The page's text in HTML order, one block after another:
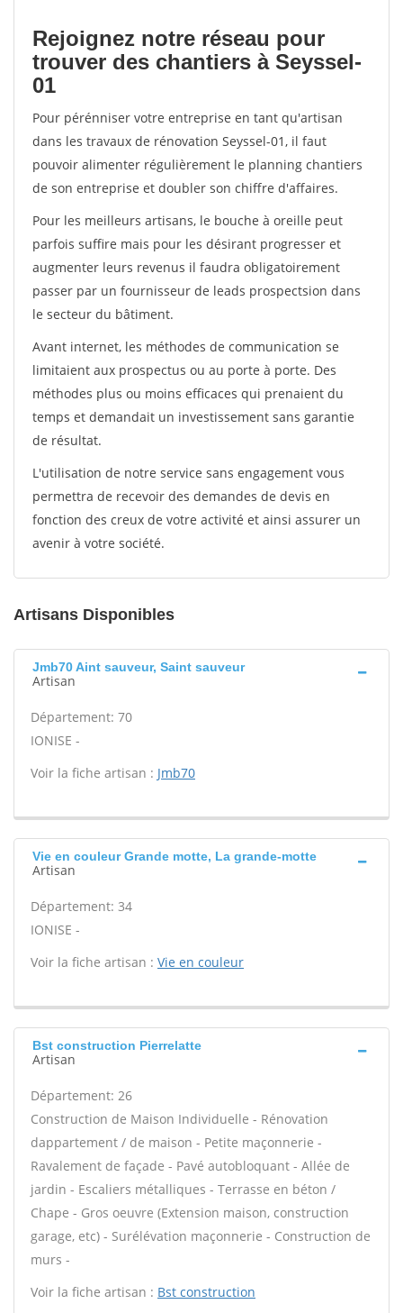
Rejoignez notre réseau pour
trouver des chantiers à Seyssel-
01
Pour pérénniser votre entreprise en tant qu'artisan
dans les travaux de rénovation Seyssel-01, il faut
pouvoir alimenter régulièrement le planning chantiers
de son entreprise et doubler son chiffre d'affaires.
Pour les meilleurs artisans, le bouche à oreille peut
parfois suffire mais pour les désirant progresser et
augmenter leurs revenus il faudra obligatoirement
passer par un fournisseur de leads prospectsion dans
le secteur du bâtiment.
Avant internet, les méthodes de communication se
limitaient aux prospectus ou au porte à porte. Des
méthodes plus ou moins efficaces qui prenaient du
temps et demandait un investissement sans garantie
de résultat.
L'utilisation de notre service sans engagement vous
permettra de recevoir des demandes de devis en
fonction des creux de votre activité et ainsi assurer un
avenir à votre société.
Artisans Disponibles
Jmb70 Aint sauveur, Saint sauveur
Artisan
Département: 70
IONISE -
Voir la fiche artisan : Jmb70
Vie en couleur Grande motte, La grande-motte
Artisan
Département: 34
IONISE -
Voir la fiche artisan : Vie en couleur
Bst construction Pierrelatte
Artisan
Département: 26
Construction de Maison Individuelle - Rénovation
dappartement / de maison - Petite maçonnerie -
Ravalement de façade - Pavé autobloquant - Allée de
jardin - Escaliers métalliques - Terrasse en béton /
Chape - Gros oeuvre (Extension maison, construction
garage, etc) - Surélévation maçonnerie - Construction de
murs -
Voir la fiche artisan : Bst construction